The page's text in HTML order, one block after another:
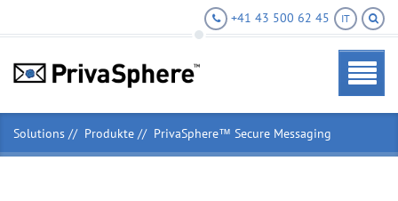
IT
+41 43 500 62 45
Solutions Produkte PrivaSphere™ Secure Messaging